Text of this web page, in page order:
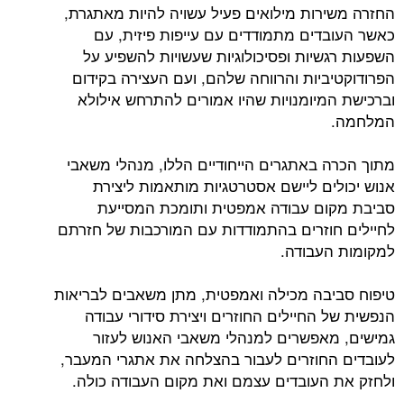
החזרה משירות מילואים פעיל עשויה להיות מאתגרת,
כאשר העובדים מתמודדים עם עייפות פיזית, עם
השפעות רגשיות ופסיכולוגיות שעשויות להשפיע על
הפרודוקטיביות והרווחה שלהם, ועם העצירה בקידום
וברכישת המיומנויות שהיו אמורים להתרחש אילולא
המלחמה.
מתוך הכרה באתגרים הייחודיים הללו, מנהלי משאבי
אנוש יכולים ליישם אסטרטגיות מותאמות ליצירת
סביבת מקום עבודה אמפטית ותומכת המסייעת
לחיילים חוזרים בהתמודדות עם המורכבות של חזרתם
למקומות העבודה.
טיפוח סביבה מכילה ואמפטית, מתן משאבים לבריאות
הנפשית של החיילים החוזרים ויצירת סידורי עבודה
גמישים, מאפשרים למנהלי משאבי האנוש לעזור
לעובדים החוזרים לעבור בהצלחה את אתגרי המעבר,
ולחזק את העובדים עצמם ואת מקום העבודה כולה.